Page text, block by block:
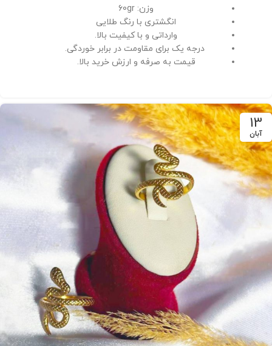
وزن: 60gr
انگشتری با رنگ طلایی
وارداتی و با کیفیت بالا.
درجه یک برای مقاومت در برابر خوردگی.
قیمت به صرفه و ارزش خرید بالا.
13
آبان